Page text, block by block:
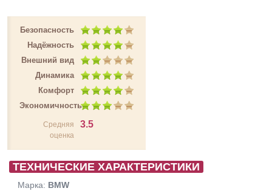
Безопасность
Надёжность
Внешний вид
Динамика
Комфорт
Экономичность
Средняя
оценка
3.5
ТЕХНИЧЕСКИЕ ХАРАКТЕРИСТИКИ
Марка: BMW